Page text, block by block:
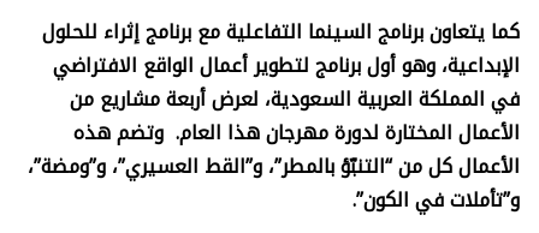
كما يتعاون برنامج السينما التفاعلية مع برنامج إثراء للحلول
الإبداعية، وهو أول برنامج لتطوير أعمال الواقع الافتراضي
في المملكة العربية السعودية، لعرض أربعة مشاريع من
الأعمال المختارة لدورة مهرجان هذا العام. وتضم هذه
الأعمال كل من “التنبّؤ بالمطر”، و”القط العسيري”، و”ومضة”،
و”تأملات في الكون”.